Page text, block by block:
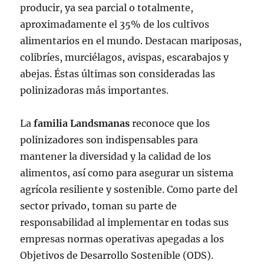
producir, ya sea parcial o totalmente,
aproximadamente el 35% de los cultivos
alimentarios en el mundo. Destacan mariposas,
colibríes, murciélagos, avispas, escarabajos y
abejas. Éstas últimas son consideradas las
polinizadoras más importantes.
Lafamilia Landsmanas reconoce que los
polinizadores son indispensables para
mantener la diversidad y la calidad de los
alimentos, así como para asegurar un sistema
agrícola resiliente y sostenible. Como parte del
sector privado, toman su parte de
responsabilidad al implementar en todas sus
empresas normas operativas apegadas a los
Objetivos de Desarrollo Sostenible (ODS).